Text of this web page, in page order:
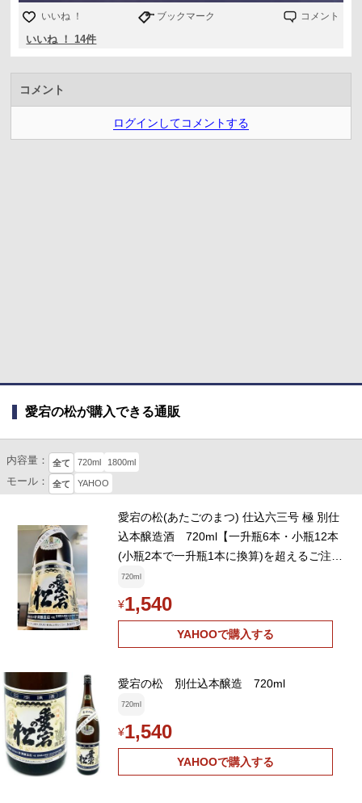
いいね ！ ブックマーク コメント
いいね ！ 14件
コメント
ログインしてコメントする
愛宕の松が購入できる通販
内容量： 全て 720ml 1800ml
モール： 全て YAHOO
愛宕の松(あたごのまつ) 仕込六三号 極 別仕
込本醸造酒 720ml【一升瓶6本・小瓶12本
(小瓶2本で一升瓶1本に換算)を超えるご注文
は送料別途追加】
720ml
¥1,540
YAHOOで購入する
愛宕の松 別仕込本醸造 720ml
720ml
¥1,540
YAHOOで購入する